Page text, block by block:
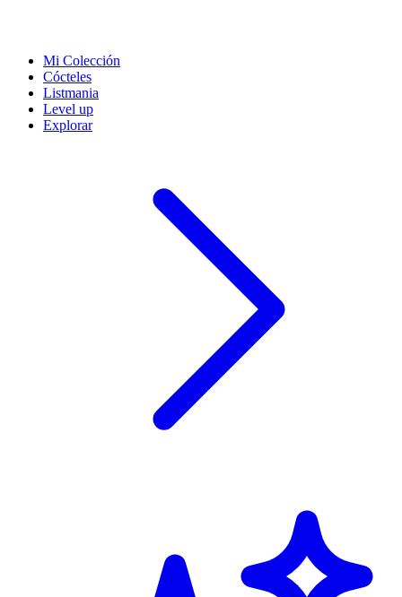
Mi Colección
Cócteles
Listmania
Level up
Explorar